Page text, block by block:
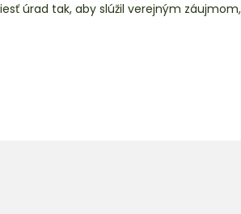
úrad tak, aby slúžil verejným